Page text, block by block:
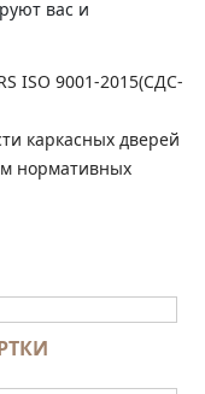
вас и
ISO 9001-2015(СДС-
каркасных дверей
нормативных